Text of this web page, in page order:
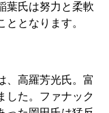
葉氏は努力と柔軟
となります。
、高羅芳光氏。富
した。ファナック